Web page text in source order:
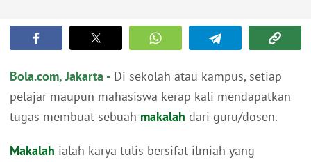
Bola.com, Jakarta - Di sekolah atau kampus, setiap
pelajar maupun mahasiswa kerap kali mendapatkan
tugas membuat sebuah makalah dari guru/dosen.
Makalah ialah karya tulis bersifat ilmiah yang